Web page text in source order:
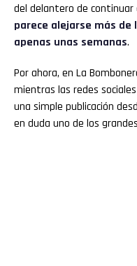
del delantero de continuar
parece alejarse más de
apenas unas semanas.
Por ahora, en La
mientras las redes
una simple publicación
en duda uno de los